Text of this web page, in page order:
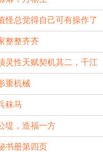
怪总觉得自己可有操作了
整整齐齐
灵性天赋契机其二，千江
重机械
秣马
堤，造福一方
书册第四页